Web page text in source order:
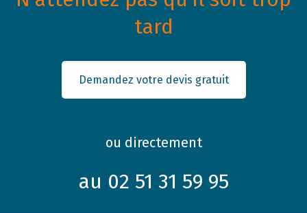
tard
Demandez votre devis gratuit
ou directement
au 02 51 31 59 95